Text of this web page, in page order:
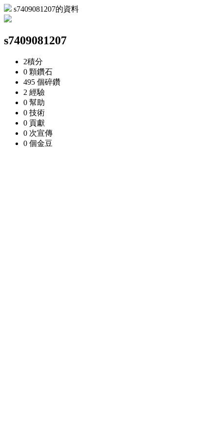
s7409081207的資料
s7409081207
2積分
0 顆鑽石
495 個碎鑽
2 經驗
0 幫助
0 技術
0 貢獻
0 次宣傳
0 個金豆